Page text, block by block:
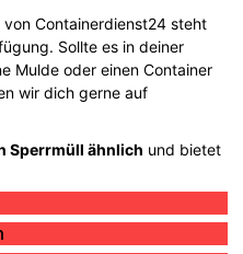
Containerdienst24 steht
Sollte es in deiner
Mulde oder einen Container
wir dich gerne auf
Sperrmüll ähnlich und bietet